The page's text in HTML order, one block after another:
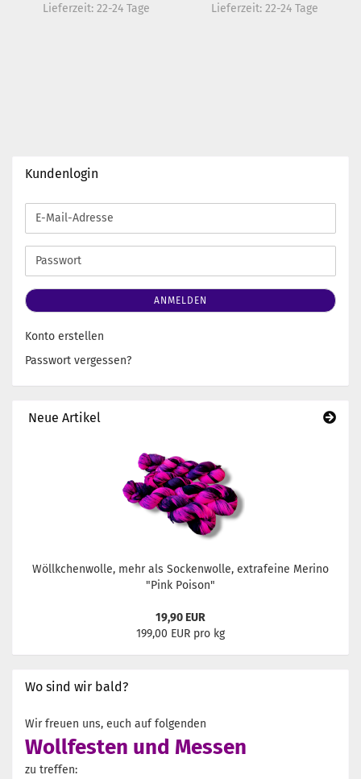
Lieferzeit: 22-24 Tage Lieferzeit: 22-24 Tage
Kundenlogin
E-
Mail-
Adresse
Passwort
ANMELDEN
Konto erstellen
Passwort vergessen?
Neue Artikel
Wöllkchenwolle, mehr als Sockenwolle, extrafeine Merino
"Pink Poison"
19,90 EUR
199,00 EUR pro kg
Wo sind wir bald?
Wir freuen uns, euch auf folgenden
Wollfesten und Messen
zu treffen: